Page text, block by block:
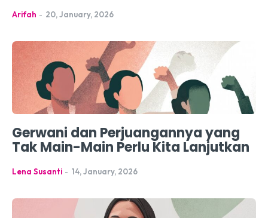
Arifah - 20, January, 2026
Gerwani dan Perjuangannya yang
Tak Main-Main Perlu Kita Lanjutkan
Lena Susanti - 14, January, 2026